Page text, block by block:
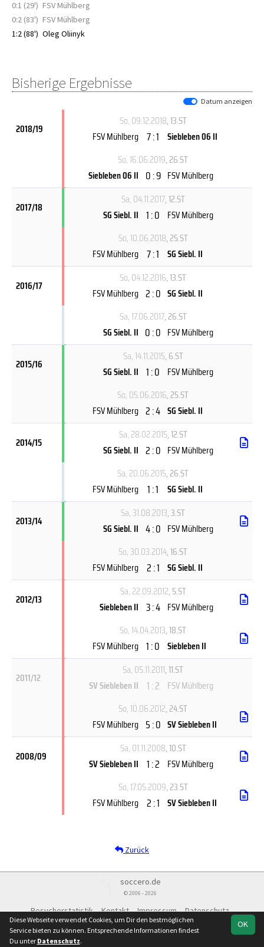
0:1 (29') FSV Mühlberg
0:2 (83') FSV Mühlberg
1:2 (88') Oleg Oliinyk
Bisherige Ergebnisse
Datum anzeigen
2018/19
So, 09.12.2018, 13.ST
FSV Mühlberg 7 : 1 Siebleben 06 II
So, 16.06.2019, 26.ST
Siebleben 06 II 0 : 9 FSV Mühlberg
2017/18
Sa, 04.11.2017, 12.ST
SG Siebl. II 1 : 0 FSV Mühlberg
So, 10.06.2018, 25.ST
FSV Mühlberg 7 : 1 SG Siebl. II
2016/17
So, 04.12.2016, 13.ST
FSV Mühlberg 2 : 0 SG Siebl. II
Sa, 17.06.2017, 26.ST
SG Siebl. II 0 : 0 FSV Mühlberg
2015/16
Sa, 14.11.2015, 6.ST
SG Siebl. II 1 : 0 FSV Mühlberg
So, 05.06.2016, 25.ST
FSV Mühlberg 2 : 4 SG Siebl. II
2014/15
Sa, 28.02.2015, 12.ST
SG Siebl. II 2 : 0 FSV Mühlberg
Sa, 20.06.2015, 26.ST
FSV Mühlberg 1 : 1 SG Siebl. II
2013/14
Sa, 31.08.2013, 3.ST
SG Siebl. II 4 : 0 FSV Mühlberg
So, 30.03.2014, 16.ST
FSV Mühlberg 2 : 1 SG Siebl. II
2012/13
Sa, 22.09.2012, 5.ST
Siebleben II 3 : 4 FSV Mühlberg
So, 14.04.2013, 18.ST
FSV Mühlberg 1 : 0 Siebleben II
2011/12
Sa, 05.11.2011, 11.ST
SV Siebleben II 1 : 2 FSV Mühlberg
So, 10.06.2012, 24.ST
FSV Mühlberg 5 : 0 SV Siebleben II
2008/09
Sa, 01.11.2008, 10.ST
SV Siebleben II 1 : 2 FSV Mühlberg
So, 17.05.2009, 23.ST
FSV Mühlberg 2 : 1 SV Siebleben II
Zurück
soccero.de
© 2006 - 2026
Besucherstatistik Kontakt Impressum
Datenschutz
OK
Diese Webseite verwendet Cookies, um Dir den bestmöglichen
Service bieten zu können. Entsprechende Informationen findest
Du unter Datenschutz.